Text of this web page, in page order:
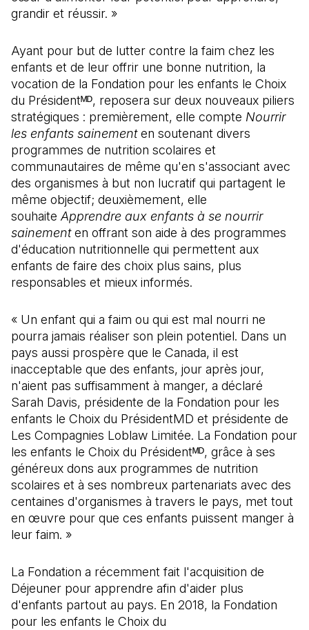
grandir et réussir. »
Ayant pour but de lutter contre la faim chez les
enfants et de leur offrir une bonne nutrition, la
vocation de la Fondation pour les enfants le Choix
du Présidentᴹᴰ, reposera sur deux nouveaux piliers
stratégiques : premièrement, elle compte Nourrir
les enfants sainementen soutenant divers
programmes de nutrition scolaires et
communautaires de même qu'en s'associant avec
des organismes à but non lucratif qui partagent le
même objectif; deuxièmement, elle
souhaite Apprendre aux enfants à se nourrir
sainementen offrant son aide à des programmes
d'éducation nutritionnelle qui permettent aux
enfants de faire des choix plus sains, plus
responsables et mieux informés.
« Un enfant qui a faim ou qui est mal nourri ne
pourra jamais réaliser son plein potentiel. Dans un
pays aussi prospère que le Canada, il est
inacceptable que des enfants, jour après jour,
n'aient pas suffisamment à manger, a déclaré
Sarah Davis, présidente de la Fondation pour les
enfants le Choix du PrésidentMD et présidente de
Les Compagnies Loblaw Limitée. La Fondation pour
les enfants le Choix du Présidentᴹᴰ, grâce à ses
généreux dons aux programmes de nutrition
scolaires et à ses nombreux partenariats avec des
centaines d'organismes à travers le pays, met tout
en œuvre pour que ces enfants puissent manger à
leur faim. »
La Fondation a récemment fait l'acquisition de
Déjeuner pour apprendre afin d'aider plus
d'enfants partout au pays. En 2018, la Fondation
pour les enfants le Choix du